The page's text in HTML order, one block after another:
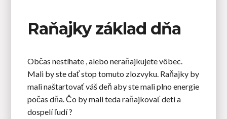
Raňajky základ dňa
Občas nestíhate , alebo neraňajkujete vôbec.
Mali by ste dať stop tomuto zlozvyku. Raňajky by
mali naštartovať váš deň aby ste mali plno energie
počas dňa. Čo by mali teda raňajkovať deti a
dospelí ľudí ?